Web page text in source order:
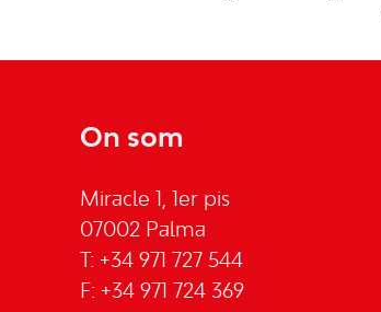
On som
Miracle 1, 1er pis
07002 Palma
T: +34 971 727 544
F: +34 971 724 369